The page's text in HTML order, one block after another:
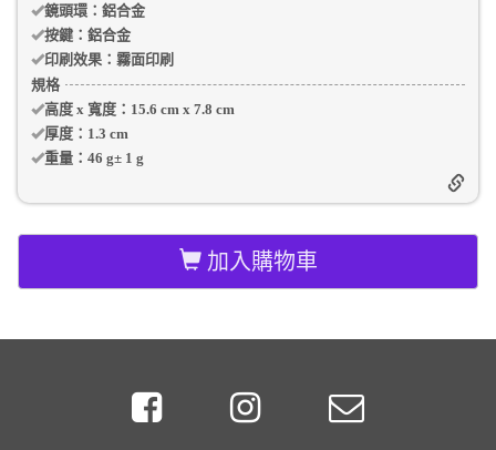
鏡頭環： 鋁合金
按鍵： 鋁合金
印刷效果： 霧面印刷
規格
高度 x 寬度： 15.6 cm x 7.8 cm
厚度： 1.3 cm
重量： 46 g±1 g
加入購物車